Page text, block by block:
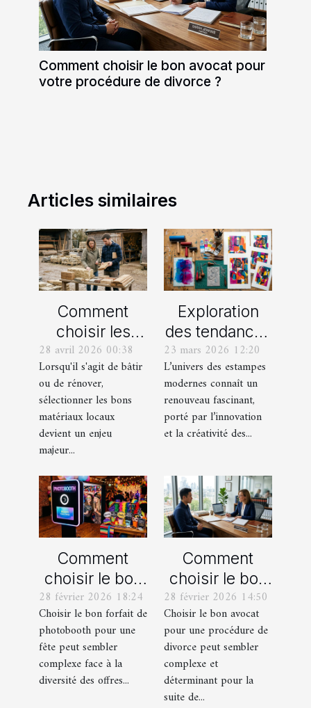
Comment choisir le bon avocat pour
votre procédure de divorce ?
Articles similaires
Comment
choisir les
meilleurs
matériaux
locaux pour
votre maison ?
28 avril 2026 00:38
Lorsqu'il s'agit de bâtir
ou de rénover,
sélectionner les bons
matériaux locaux
devient un enjeu
majeur...
Exploration
des tendances
actuelles en
estampes
modernes
23 mars 2026 12:20
L’univers des estampes
modernes connaît un
renouveau fascinant,
porté par l’innovation
et la créativité des...
Comment
choisir le bon
forfait de
photobooth
pour votre fête
28 février 2026 18:24
Choisir le bon forfait de
photobooth pour une
fête peut sembler
complexe face à la
diversité des offres...
Comment
choisir le bon
avocat pour
votre
procédure de
divorce ?
28 février 2026 14:50
Choisir le bon avocat
pour une procédure de
divorce peut sembler
complexe et
déterminant pour la
suite de...